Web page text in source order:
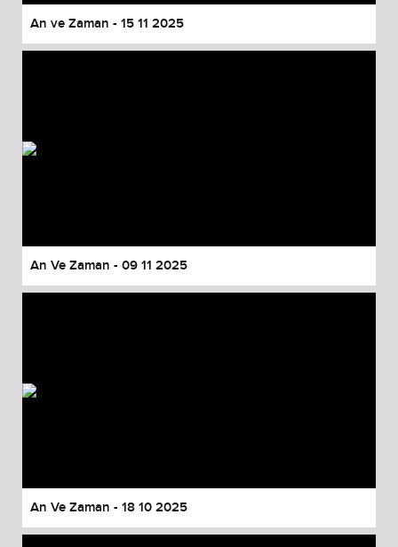
An ve Zaman - 15 11 2025
An Ve Zaman - 09 11 2025
An Ve Zaman - 18 10 2025